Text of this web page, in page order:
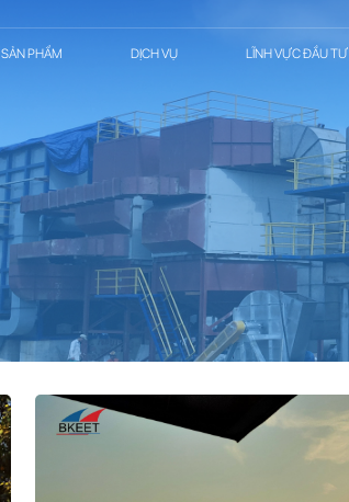
SẢN PHẨM DỊCH VỤ LĨNH VỰC ĐẦU TƯ